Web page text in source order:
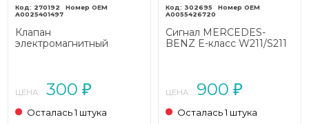
270192
A0025401497
Клапан
электромагнитный
ЦЕНА: 300 ₽
Осталась 1 штука
302695
A0055426720
Сигнал MERCEDES-
BENZ E-класс W211/S211
ЦЕНА: 900 ₽
Осталась 1 штука